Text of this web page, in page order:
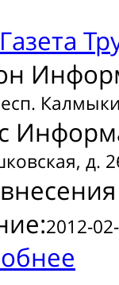
Газета
д.
2012-